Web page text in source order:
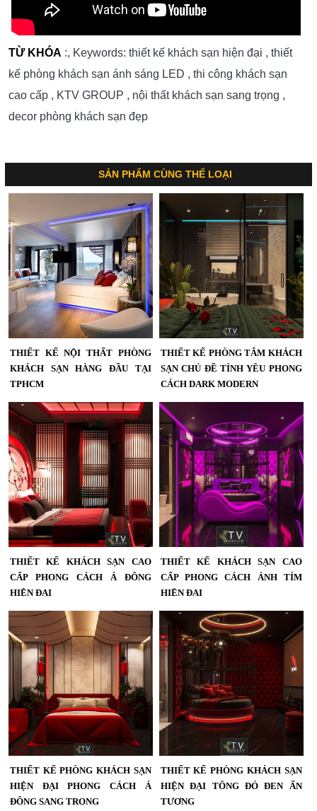
TỪ KHÓA :, Keywords: thiết kế khách sạn hiện đại , thiết
kế phòng khách sạn ánh sáng LED , thi công khách sạn
cao cấp , KTV GROUP , nội thất khách sạn sang trọng ,
decor phòng khách sạn đẹp
SẢN PHẨM CÙNG THỂ LOẠI
THIẾT KẾ NỘI THẤT PHÒNG
KHÁCH SẠN HÀNG ĐẦU TẠI
TPHCM
Thiết kế nội thất phòng khách sạn
hàng đầu tại TPHCM , mẫu khách
sạn mới lạ ,theo nhiều phong cách
khác nhau...
THIẾT KẾ PHÒNG TẮM KHÁCH
SẠN CHỦ ĐỀ TÌNH YÊU PHONG
CÁCH DARK MODERN
Thiết Kế Phòng Khách Sạn Chủ Đề
Tình Yêu Phong Cách Dark Modern
– Không Gian Phòng Tắm Mở Sang
Trọng, Hiện Đại...
THIẾT KẾ KHÁCH SẠN CAO
CẤP PHONG CÁCH Á ĐÔNG
HIỆN ĐẠI
Thiết Kế Khách Sạn Cao Cấp Phong
Cách Á Đông Hiện Đại | Dự Án KTV
Group,Thiết kế khách sạn cao cấp
phong cách Á Đông hiện đại do KTV
Group thiết kế và thi công. Không
gian phòng sang trọng, kết hợp ánh
sáng đỏ ấm, vật liệu gỗ và bố cục tối
giản tinh tế – tạo trải nghiệm nghỉ
dưỡng đẳng cấp....
THIẾT KẾ KHÁCH SẠN CAO
CẤP PHONG CÁCH ÁNH TÍM
HIỆN ĐẠI
Thiết kế khách sạn cao cấp phong
cách ánh tím hiện đại do KTV Group
thiết kế và thi công. Không gian
phòng sang trọng, phối màu cá tính
cùng hệ ánh sáng nghệ thuật mang
đến trải nghiệm nghỉ dưỡng đẳng
cấp....
THIẾT KẾ PHÒNG KHÁCH SẠN
HIỆN ĐẠI PHONG CÁCH Á
ĐÔNG SANG TRỌNG
THIẾT KẾ PHÒNG KHÁCH SẠN
HIỆN ĐẠI TÔNG ĐỎ ĐEN ẤN
TƯỢNG